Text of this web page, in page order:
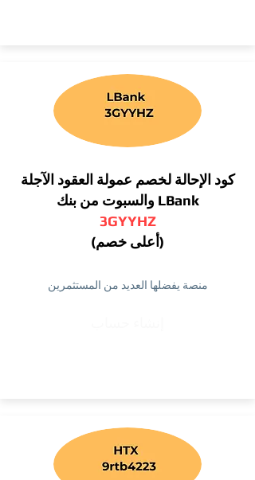
كود الإحالة لخصم عمولة العقود الآجلة
والسبوت من بنك LBank
3GYYHZ
(أعلى خصم)
منصة يفضلها العديد من المستثمرين